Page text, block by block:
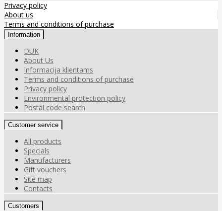
Privacy policy
About us
Terms and conditions of purchase
Information
DUK
About Us
Informacija klientams
Terms and conditions of purchase
Privacy policy
Environmental protection policy
Postal code search
Customer service
All products
Specials
Manufacturers
Gift vouchers
Site map
Contacts
Customers